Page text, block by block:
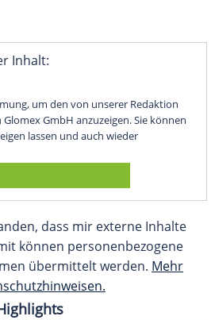
Inhalt:
um den von unserer Redaktion
GmbH anzuzeigen. Sie können
lassen und auch wieder
dass mir externe Inhalte
können personenbezogene
übermittelt werden. Mehr